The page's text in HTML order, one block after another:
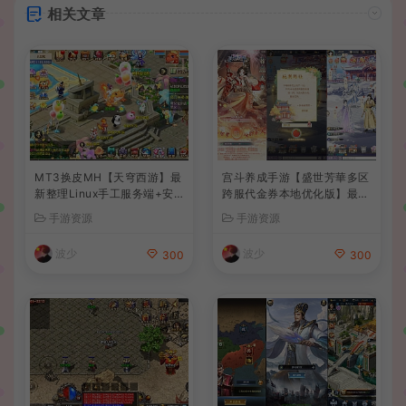
相关文章
MT3换皮MH【天穹西游】最
新整理Linux手工服务端+安
建教程+全套源码+视频教程
手游资源
波少 300
宫斗养成手游【盛世芳華多区
跨服代金券本地优化版】最新
手工服务端+CDK授权后台
+安卓+详细搭建教程
手游资源
波少 300